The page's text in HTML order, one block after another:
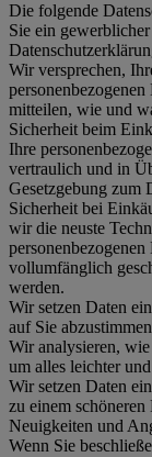
Die folgende
Sie ein
Wir versprechen,
mitteilen, wie und
Sicherheit beim
Ihre
vertraulich und in
Gesetzgebung zum
Sicherheit bei
wir die neuste
vollumfänglich
werden.
Wir setzen Daten
auf Sie abzustimmen
Wir analysieren,
um alles leichter
Wir setzen Daten
zu einem
Neuigkeiten und
Wenn Sie